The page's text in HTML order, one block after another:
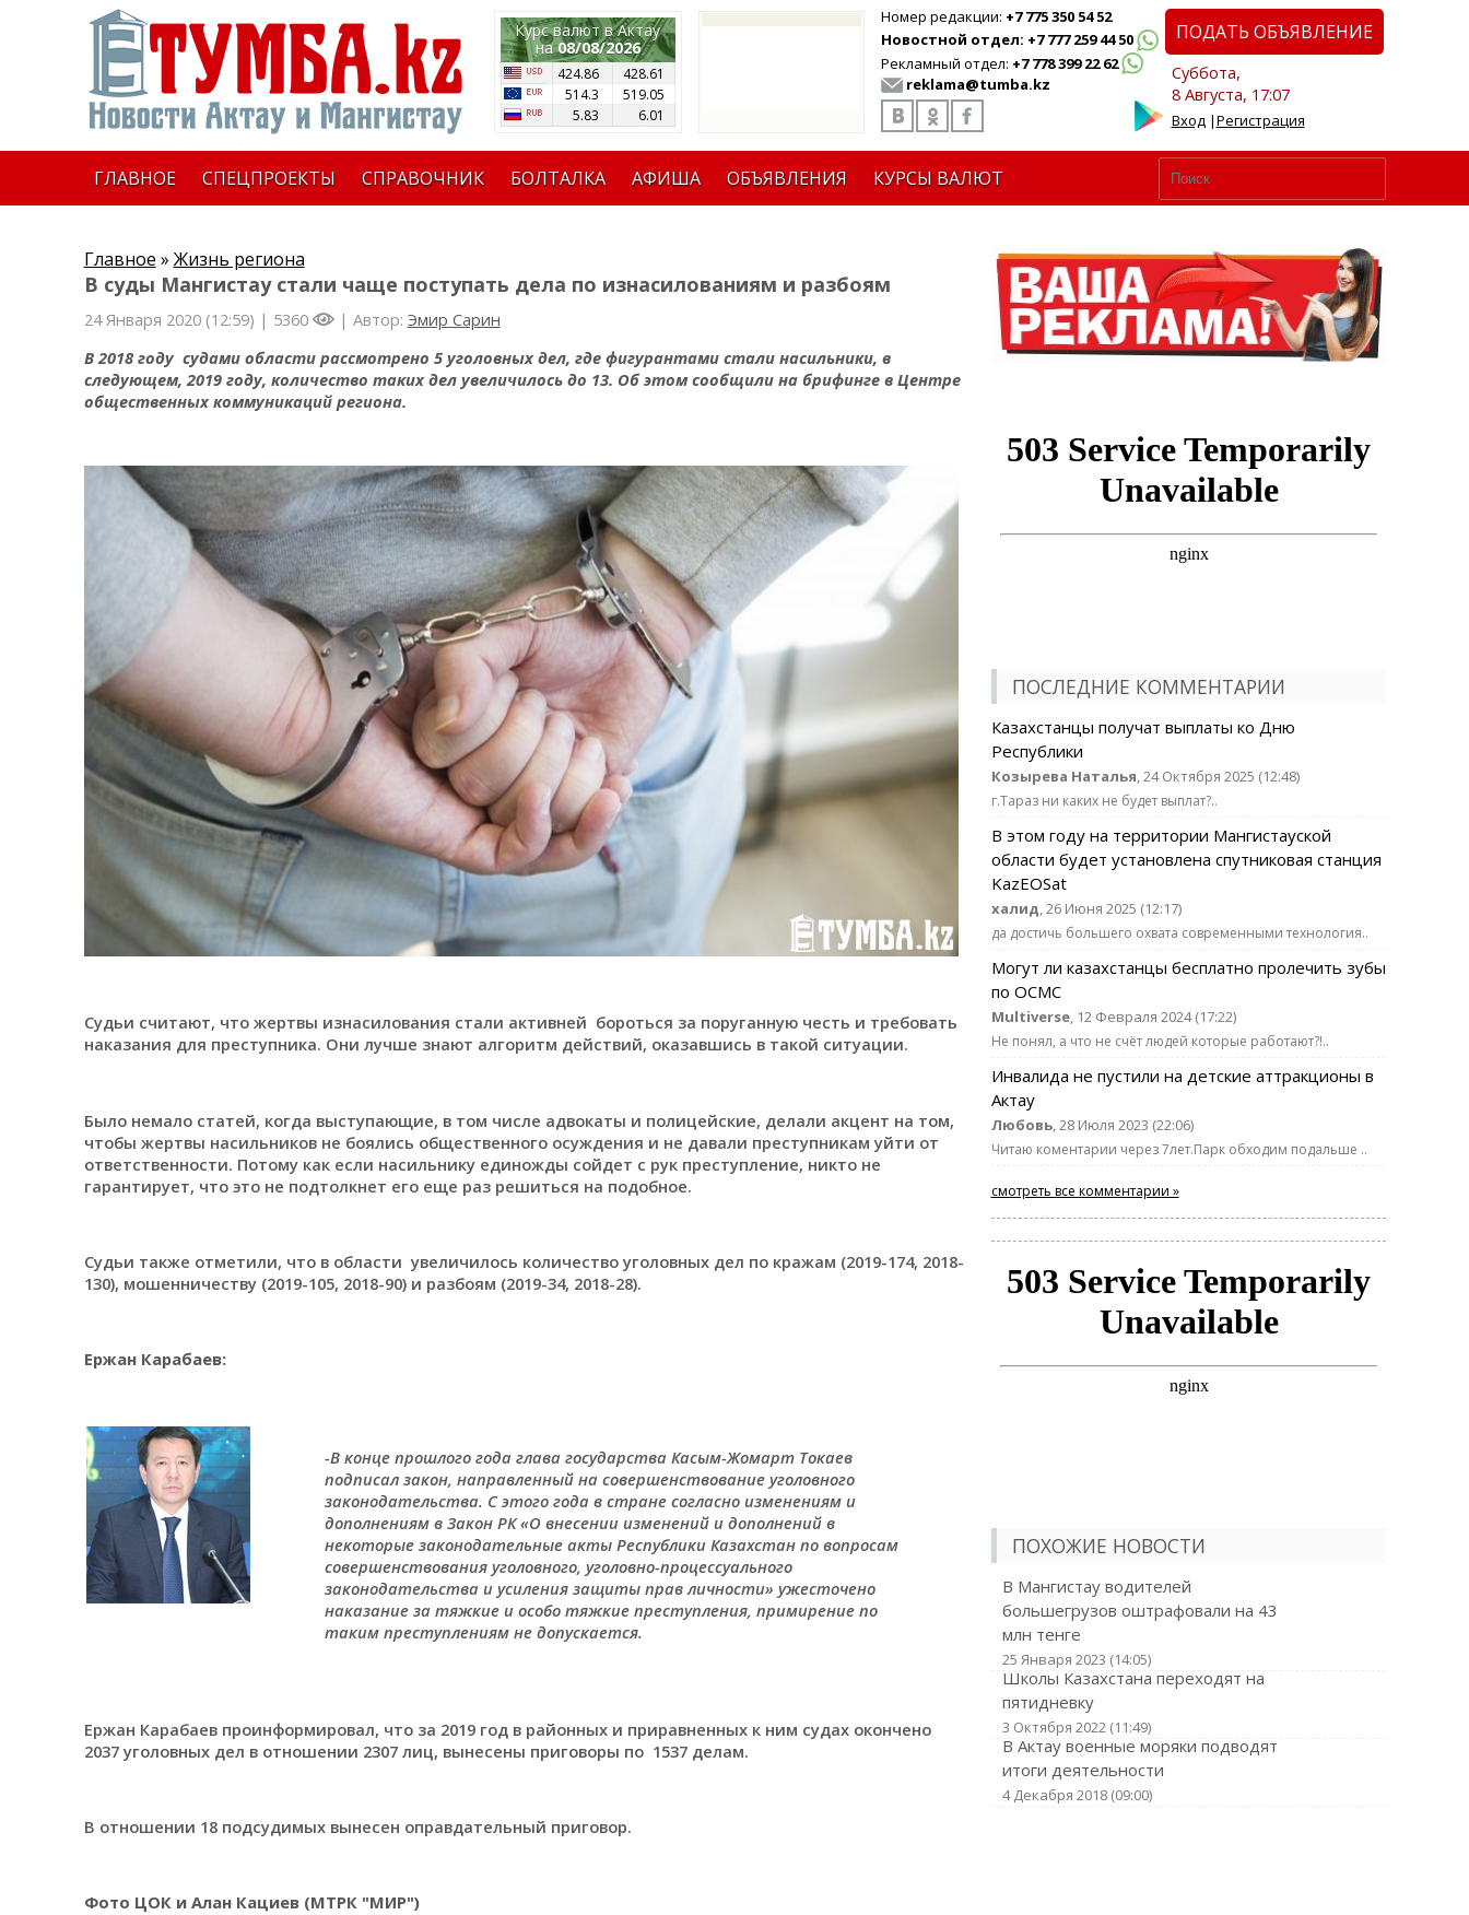
Курс валют в Актау
на08/08/2026
424.86
428.61
514.3
519.05
5.83
6.01
Номер редакции: +7 775 350 54 52
Новостной отдел: +7 777 259 44 50
Рекламный отдел: +7 778 399 22 62
reklama@tumba.kz
ПОДАТЬ ОБЪЯВЛЕНИЕ
Суббота,
8 Августа, 17:07
Вход|Регистрация
ГЛАВНОЕ СПЕЦПРОЕКТЫ СПРАВОЧНИК БОЛТАЛКА АФИША ОБЪЯВЛЕНИЯ КУРСЫ ВАЛЮТ
Главное » Жизнь региона
В суды Мангистау стали чаще поступать дела по изнасилованиям и разбоям
24 Января 2020 (12:59) | 5360 | Автор: Эмир Сарин
В 2018 году судами области рассмотрено 5 уголовных дел, где фигурантами стали насильники, в
следующем, 2019 году, количество таких дел увеличилось до 13. Об этом сообщили на брифинге в Центре
общественных коммуникаций региона.
Судьи считают, что жертвы изнасилования стали активней бороться за поруганную честь и требовать
наказания для преступника. Они лучше знают алгоритм действий, оказавшись в такой ситуации.
Было немало статей, когда выступающие, в том числе адвокаты и полицейские, делали акцент на том,
чтобы жертвы насильников не боялись общественного осуждения и не давали преступникам уйти от
ответственности. Потому как если насильнику единожды сойдет с рук преступление, никто не
гарантирует, что это не подтолкнет его еще раз решиться на подобное.
Судьи также отметили, что в области увеличилось количество уголовных дел по кражам (2019-174, 2018-
130), мошенничеству (2019-105, 2018-90) и разбоям (2019-34, 2018-28).
Ержан Карабаев:
-В конце прошлого года глава государства Касым-Жомарт Токаев
подписал закон, направленный на совершенствование уголовного
законодательства. С этого года в стране согласно изменениям и
дополнениям в Закон РК «О внесении изменений и дополнений в
некоторые законодательные акты Республики Казахстан по вопросам
совершенствования уголовного, уголовно-процессуального
законодательства и усиления защиты прав личности» ужесточено
наказание за тяжкие и особо тяжкие преступления, примирение по
таким преступлениям не допускается.
Ержан Карабаев проинформировал, что за 2019 год в районных и приравненных к ним судах окончено
2037 уголовных дел в отношении 2307 лиц, вынесены приговоры по 1537 делам.
В отношении 18 подсудимых вынесен оправдательный приговор.
Фото ЦОК и Алан Кациев (МТРК "МИР")
ПОСЛЕДНИЕ КОММЕНТАРИИ
Казахстанцы получат выплаты ко Дню
Республики
Козырева Наталья, 24 Октября 2025 (12:48)
г.Тараз ни каких не будет выплат?..
В этом году на территории Мангистауской
области будет установлена спутниковая станция
KazEOSat
халид, 26 Июня 2025 (12:17)
да достичь большего охвата современными технология..
Могут ли казахстанцы бесплатно пролечить зубы
по ОСМС
Multiverse, 12 Февраля 2024 (17:22)
Не понял, а что не счёт людей которые работают?!..
Инвалида не пустили на детские аттракционы в
Актау
Любовь, 28 Июля 2023 (22:06)
Читаю коментарии через 7лет.Парк обходим подальше ..
смотреть все комментарии »
ПОХОЖИЕ НОВОСТИ
В Мангистау водителей
большегрузов оштрафовали на 43
млн тенге
25 Января 2023 (14:05)
Школы Казахстана переходят на
пятидневку
3 Октября 2022 (11:49)
В Актау военные моряки подводят
итоги деятельности
4 Декабря 2018 (09:00)